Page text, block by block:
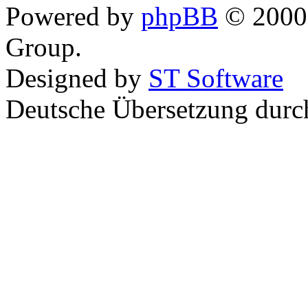
Powered by phpBB ©
Group.
Designed by ST Software
Deutsche Übersetzung